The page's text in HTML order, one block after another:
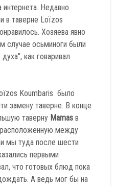
интернета. Недавно
в таверне Loïzos
Хозяева явно
случае осьминоги были
как говаривал
Koumbaris было
замену таверне. В конце
таверну Mamas в
между
мы туда после шести
первыми
что готовых блюд пока
А ведь мог бы на